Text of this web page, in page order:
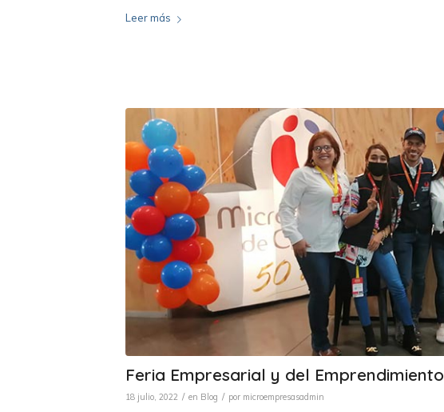
Leer más
Feria Empresarial y del Emprendimiento
18 julio, 2022 / en Blog / por microempresasadmin